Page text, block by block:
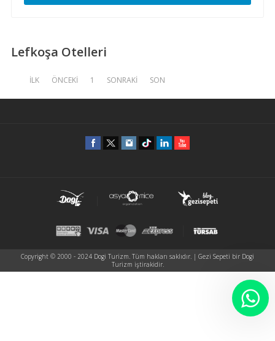
Lefkoşa Otelleri
İLK ÖNCEKİ 1 SONRAKİ SON
Copyright © 2000 - 2024 Dogi Turizm. Tüm hakları saklıdır. | Gezi Sepeti bir Dogi
Turizm iştirakidir.